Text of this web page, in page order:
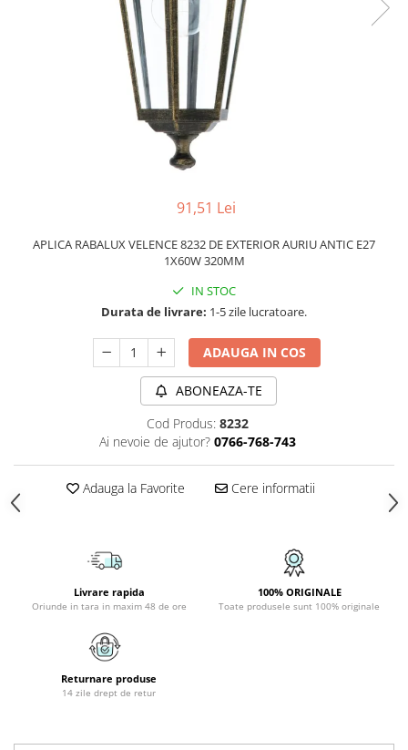
PLAFONIERE MODERNE
VEIOZE MODERNE
LAMPADARE MODERNE
SUSPENSII VINTAGE
PLAFONIERE VINTAGE
ACCESORII & CABLU VINTAGE
SUSPENSII COPII
SPOTURI APLICATE
LAMPI BAIE
LAMPADARE CRISTAL
VEIOZE COPII
91,51 Lei
APLICA RABALUX VELENCE 8232 DE EXTERIOR AURIU ANTIC E27
1X60W 320MM
IN STOC
Durata de livrare: 1-5 zile lucratoare.
ADAUGA IN COS
ABONEAZA-TE
Cod Produs: 8232
Ai nevoie de ajutor? 0766-768-743
Adauga la Favorite Cere informatii
Livrare rapida
Oriunde in tara in maxim 48 de ore
100% ORIGINALE
Toate produsele sunt 100% originale
Returnare produse
14 zile drept de retur